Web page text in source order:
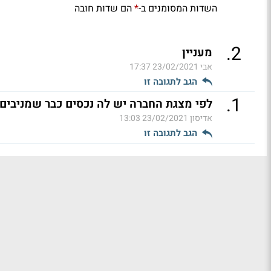
השדות המסומנים ב-*הם שדות חובה
2
. מעניין
אבי 23/02/2021 17:37
הגב לתגובה זו
1
. לפי מצגת החברה יש לה נכסים כבר שמניבים מעל 2
אדיסון 23/02/2021 13:03
הגב לתגובה זו